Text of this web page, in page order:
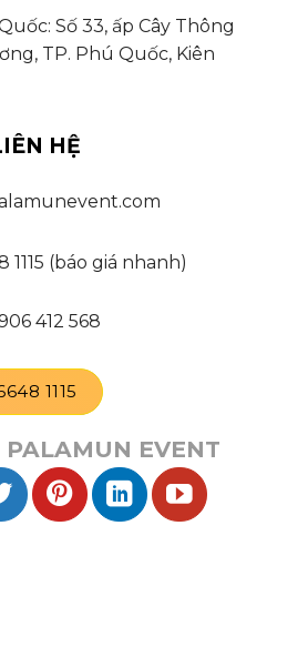
Số 33, ấp Cây Thông
TP. Phú Quốc, Kiên
HỆ
(báo giá nhanh)
412 568
1115
PALAMUN EVENT